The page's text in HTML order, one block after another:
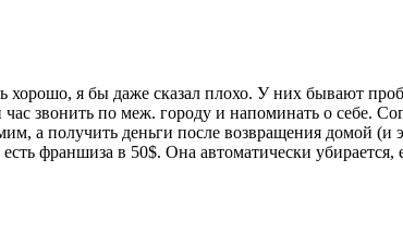
хорошо, я бы даже сказал плохо. У них бывают
звонить по меж. городу и напоминать о себе.
а получить деньги после возвращения домой (и
франшиза в 50$. Она автоматически